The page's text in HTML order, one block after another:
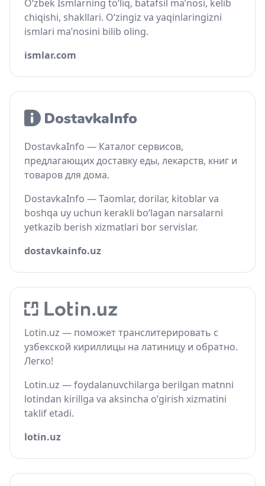
O‘zbek Ismlarning to‘liq, batafsil ma’nosi, kelib
chiqishi, shakllari. O‘zingiz va yaqinlaringizni
ismlari ma’nosini bilib oling.
ismlar.com
DostavkaInfo — Каталог сервисов,
предлагающих доставку еды, лекарств, книг и
товаров для дома.
DostavkaInfo — Taomlar, dorilar, kitoblar va
boshqa uy uchun kerakli bo‘lagan narsalarni
yetkazib berish xizmatlari bor servislar.
dostavkainfo.uz
Lotin.uz — поможет транслитерировать с
узбекской кириллицы на латиницу и обратно.
Легко!
Lotin.uz — foydalanuvchilarga berilgan matnni
lotindan kirillga va aksincha o‘girish xizmatini
taklif etadi.
lotin.uz